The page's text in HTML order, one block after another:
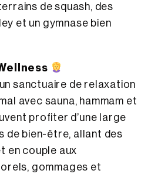
de squash, des
et un gymnase bien
sanctuaire de relaxation
avec sauna, hammam et
profiter d’une large
de bien-être, allant des
en couple aux
gommages et